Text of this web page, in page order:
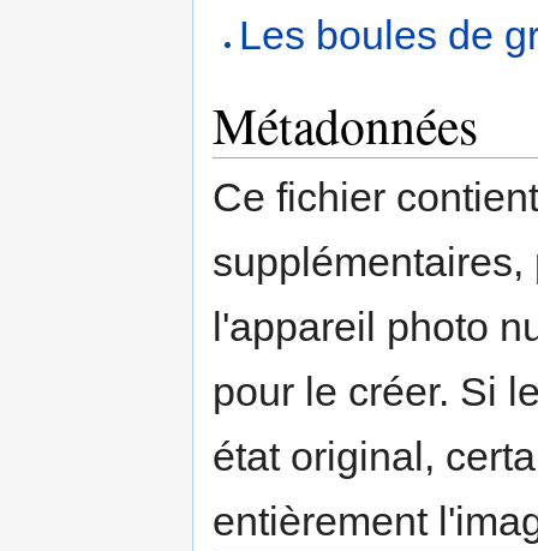
Les boules de
Métadonnées
Ce fichier
l'appareil photo
pour le créer. Si
état original,
entièrement